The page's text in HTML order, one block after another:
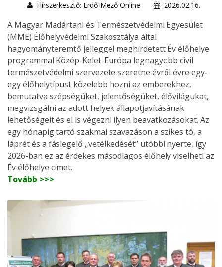
Hírszerkesztő: Erdő-Mező Online
2026.02.16.
A Magyar Madártani és Természetvédelmi Egyesület
(MME) Élőhelyvédelmi Szakosztálya által
hagyományteremtő jelleggel meghirdetett Év élőhelye
programmal Közép-Kelet-Európa legnagyobb civil
természetvédelmi szervezete szeretne évről évre egy-
egy élőhelytípust közelebb hozni az emberekhez,
bemutatva szépségüket, jelentőségüket, élővilágukat,
megvizsgálni az adott helyek állapotjavításának
lehetőségeit és el is végezni ilyen beavatkozásokat. Az
egy hónapig tartó szakmai szavazáson a szikes tó, a
láprét és a fáslegelő „vetélkedését” utóbbi nyerte, így
2026-ban ez az érdekes másodlagos élőhely viselheti az
Év élőhelye címet.
Tovább >>>